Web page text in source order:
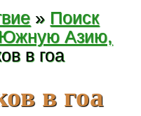
» Поиск
Южную Азию,
в гоа
в гоа